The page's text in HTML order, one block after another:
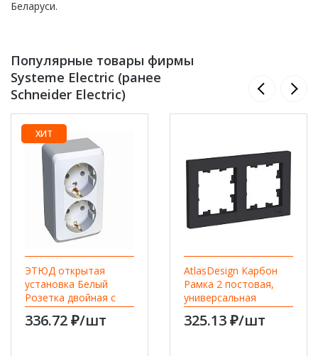
Беларуси.
Популярные товары фирмы
Systeme Electric (ранее
Schneider Electric)
ХИТ
ЭТЮД открытая
установка Белый
Розетка двойная с
заземлением Systeme
Electric (Schneider
336.72 ₽/шт
AtlasDesign Карбон
Рамка 2 постовая,
универсальная
Systeme Electric
(Schneider Electric)
325.13 ₽/шт